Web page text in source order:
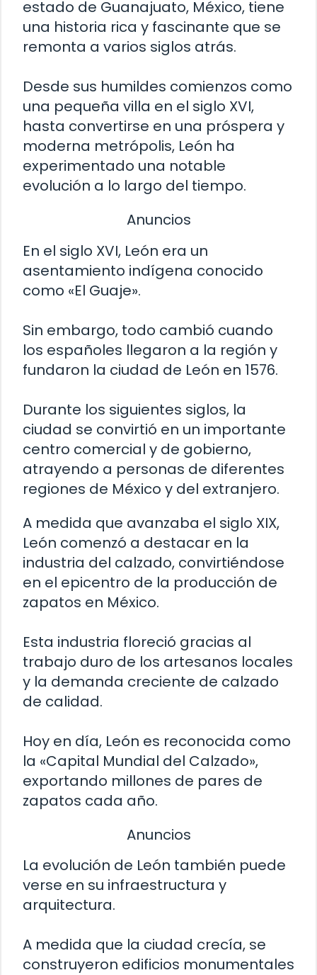
estado de Guanajuato, México, tiene
una historia rica y fascinante que se
remonta a varios siglos atrás.
Desde sus humildes comienzos como
una pequeña villa en el siglo XVI,
hasta convertirse en una próspera y
moderna metrópolis, León ha
experimentado una notable
evolución a lo largo del tiempo.
Anuncios
En el siglo XVI, León era un
asentamiento indígena conocido
como «El Guaje».
Sin embargo, todo cambió cuando
los españoles llegaron a la región y
fundaron la ciudad de León en 1576.
Durante los siguientes siglos, la
ciudad se convirtió en un importante
centro comercial y de gobierno,
atrayendo a personas de diferentes
regiones de México y del extranjero.
A medida que avanzaba el siglo XIX,
León comenzó a destacar en la
industria del calzado, convirtiéndose
en el epicentro de la producción de
zapatos en México.
Esta industria floreció gracias al
trabajo duro de los artesanos locales
y la demanda creciente de calzado
de calidad.
Hoy en día, León es reconocida como
la «Capital Mundial del Calzado»,
exportando millones de pares de
zapatos cada año.
Anuncios
La evolución de León también puede
verse en su infraestructura y
arquitectura.
A medida que la ciudad crecía, se
construyeron edificios monumentales